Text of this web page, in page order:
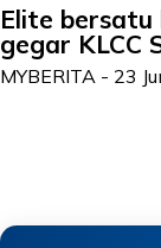
Elite bersatu
gegar KLCC
MYBERITA - 23